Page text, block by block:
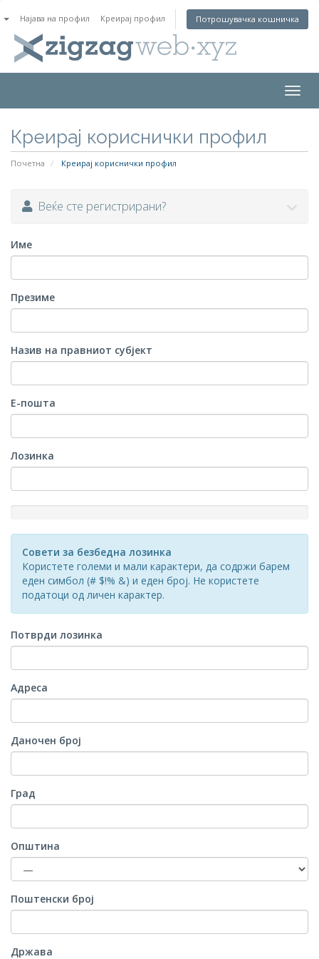
Најава на профил Креирај профил Потрошувачка кошничка
Креирај кориснички профил
Почетна Креирај кориснички профил
Веќе сте регистрирани?
Име
Презиме
Назив на правниот субјект
Е-пошта
Лозинка
Rating:
Совети за безбедна лозинка
Користете големи и мали карактери, да содржи барем
еден симбол (# $!% &) и еден број. Не користете
податоци од личен карактер.
Потврди лозинка
Адреса
Даночен број
Град
Општина
Поштенски број
Држава